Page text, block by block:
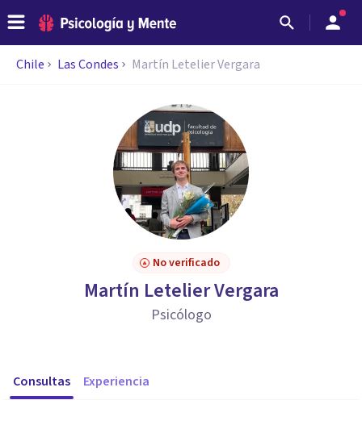
Chile Las Condes Martín Letelier Vergara
No verificado
Martín Letelier Vergara
Psicólogo
Consultas Experiencia